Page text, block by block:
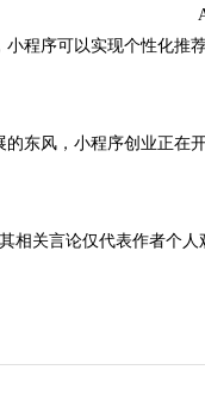
序可以实现个性化推
风，小程序创业正在
相关言论仅代表作者个